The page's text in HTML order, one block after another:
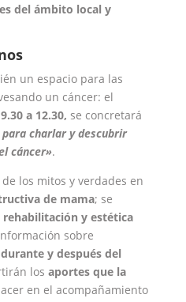
del ámbito local y
un espacio para las
un cáncer: el
a 12.30, se concretará
para charlar y descubrir
cáncer».
los mitos y verdades en
de mama; se
rehabilitación y estética
sobre
y después del
los aportes que la
en el acompañamiento